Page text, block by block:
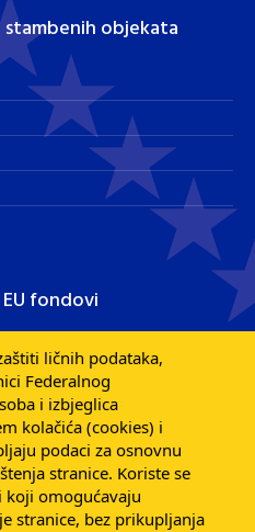
objekata
fondovi
ličnih podataka,
Federalnog
i izbjeglica
kolačića (cookies) i
podaci za osnovnu
stranice. Koriste se
koji omogućavaju
stranice, bez prikupljanja